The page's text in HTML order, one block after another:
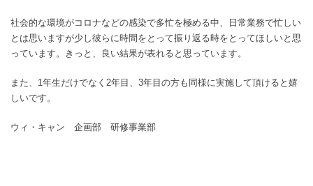
社会的な環境がコロナなどの感染で多忙を極める中、日常業務で忙しい
とは思いますが少し彼らに時間をとって振り返る時をとってほしいと思
っています。きっと、良い結果が表れると思っています。
また、1年生だけでなく2年目、3年目の方も同様に実施して頂けると嬉
しいです。
ウィ・キャン 企画部 研修事業部